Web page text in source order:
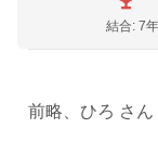
結合: 7
前略、ひろ さん